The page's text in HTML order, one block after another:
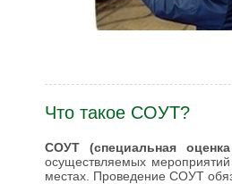
Что такое СОУТ?
СОУТ (специальная
осуществляемых
местах. Проведение СОУТ